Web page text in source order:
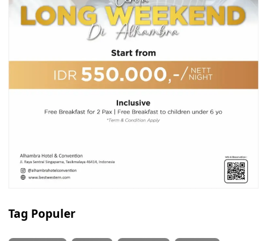
Tag Populer